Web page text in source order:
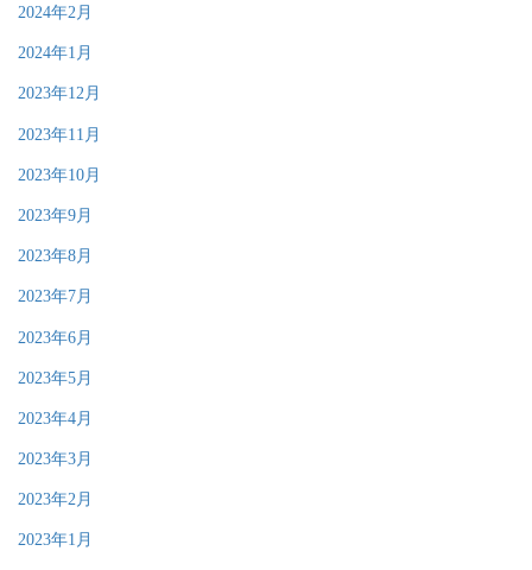
2024年2月
2024年1月
2023年12月
2023年11月
2023年10月
2023年9月
2023年8月
2023年7月
2023年6月
2023年5月
2023年4月
2023年3月
2023年2月
2023年1月